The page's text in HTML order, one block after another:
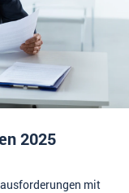
2025
mit